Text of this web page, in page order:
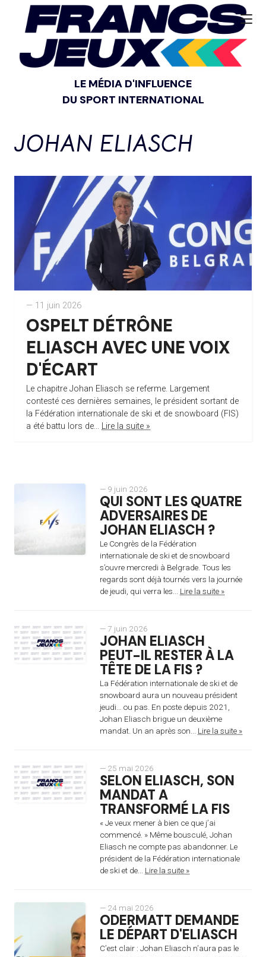
LE MÉDIA D'INFLUENCE
DU SPORT INTERNATIONAL
JOHAN ELIASCH
— 11 juin 2026
OSPELT DÉTRÔNE
ELIASCH AVEC UNE VOIX
D'ÉCART
Le chapitre Johan Eliasch se referme. Largement
contesté ces dernières semaines, le président sortant de
la Fédération internationale de ski et de snowboard (FIS)
a été battu lors de... Lire la suite »
— 9 juin 2026
QUI SONT LES QUATRE
ADVERSAIRES DE
JOHAN ELIASCH ?
Le Congrès de la Fédération
internationale de ski et de snowboard
s’ouvre mercredi à Belgrade. Tous les
regards sont déjà tournés vers la journée
de jeudi, qui verra les... Lire la suite »
— 7 juin 2026
JOHAN ELIASCH
PEUT-IL RESTER À LA
TÊTE DE LA FIS ?
La Fédération internationale de ski et de
snowboard aura un nouveau président
jeudi… ou pas. En poste depuis 2021,
Johan Eliasch brigue un deuxième
mandat. Un an après son... Lire la suite »
— 25 mai 2026
SELON ELIASCH, SON
MANDAT A
TRANSFORMÉ LA FIS
« Je veux mener à bien ce que j’ai
commencé. » Même bousculé, Johan
Eliasch ne compte pas abandonner. Le
président de la Fédération internationale
de ski et de... Lire la suite »
— 24 mai 2026
ODERMATT DEMANDE
LE DÉPART D'ELIASCH
C’est clair : Johan Eliasch n’aura pas le